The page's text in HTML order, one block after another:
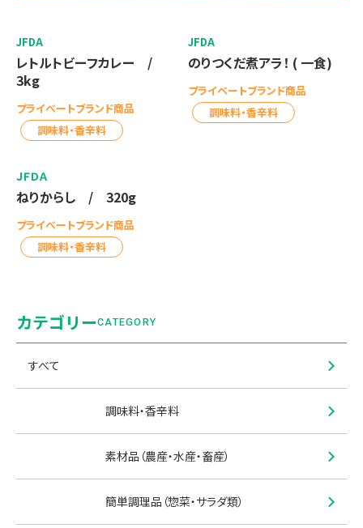
JFDA
レトルトビーフカレー /
3kg
プライベートブランド商品
調味料・香辛料
JFDA
のりつくだ煮アラ！ ( 一食)
プライベートブランド商品
調味料・香辛料
ＪＦＤＡ
ねりからし / 320g
プライベートブランド商品
調味料・香辛料
カテゴリーCATEGORY
すべて
調味料・香辛料
素材品（農産・水産・畜産）
簡単調理品（惣菜・サラダ類）